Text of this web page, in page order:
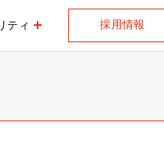
ティ 採用情報